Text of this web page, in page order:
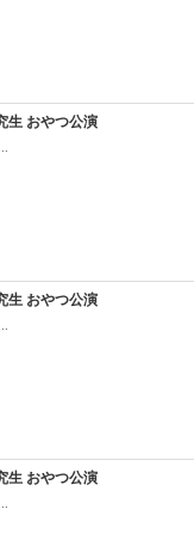
生 おやつ公演
生 おやつ公演
生 おやつ公演